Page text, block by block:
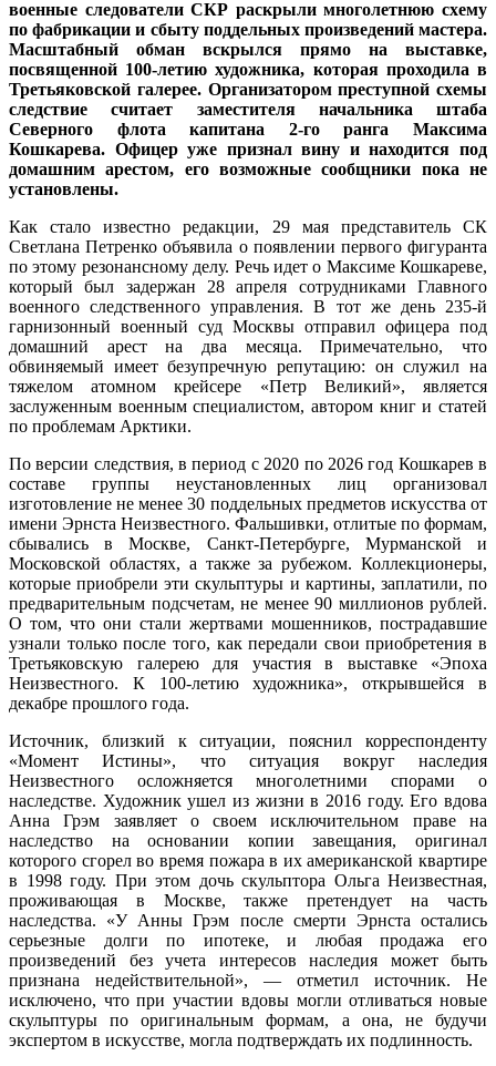
военные следователи СКР раскрыли многолетнюю схему
по фабрикации и сбыту поддельных произведений мастера.
Масштабный обман вскрылся прямо на выставке,
посвященной 100-летию художника, которая проходила в
Третьяковской галерее. Организатором преступной схемы
следствие считает заместителя начальника штаба
Северного флота капитана 2-го ранга Максима
Кошкарева. Офицер уже признал вину и находится под
домашним арестом, его возможные сообщники пока не
установлены.
Как стало известно редакции, 29 мая представитель СК
Светлана Петренко объявила о появлении первого фигуранта
по этому резонансному делу. Речь идет о Максиме Кошкареве,
который был задержан 28 апреля сотрудниками Главного
военного следственного управления. В тот же день 235-й
гарнизонный военный суд Москвы отправил офицера под
домашний арест на два месяца. Примечательно, что
обвиняемый имеет безупречную репутацию: он служил на
тяжелом атомном крейсере «Петр Великий», является
заслуженным военным специалистом, автором книг и статей
по проблемам Арктики.
По версии следствия, в период с 2020 по 2026 год Кошкарев в
составе группы неустановленных лиц организовал
изготовление не менее 30 поддельных предметов искусства от
имени Эрнста Неизвестного. Фальшивки, отлитые по формам,
сбывались в Москве, Санкт-Петербурге, Мурманской и
Московской областях, а также за рубежом. Коллекционеры,
которые приобрели эти скульптуры и картины, заплатили, по
предварительным подсчетам, не менее 90 миллионов рублей.
О том, что они стали жертвами мошенников, пострадавшие
узнали только после того, как передали свои приобретения в
Третьяковскую галерею для участия в выставке «Эпоха
Неизвестного. К 100-летию художника», открывшейся в
декабре прошлого года.
Источник, близкий к ситуации, пояснил корреспонденту
«Момент Истины», что ситуация вокруг наследия
Неизвестного осложняется многолетними спорами о
наследстве. Художник ушел из жизни в 2016 году. Его вдова
Анна Грэм заявляет о своем исключительном праве на
наследство на основании копии завещания, оригинал
которого сгорел во время пожара в их американской квартире
в 1998 году. При этом дочь скульптора Ольга Неизвестная,
проживающая в Москве, также претендует на часть
наследства. «У Анны Грэм после смерти Эрнста остались
серьезные долги по ипотеке, и любая продажа его
произведений без учета интересов наследия может быть
признана недействительной», — отметил источник. Не
исключено, что при участии вдовы могли отливаться новые
скульптуры по оригинальным формам, а она, не будучи
экспертом в искусстве, могла подтверждать их подлинность.